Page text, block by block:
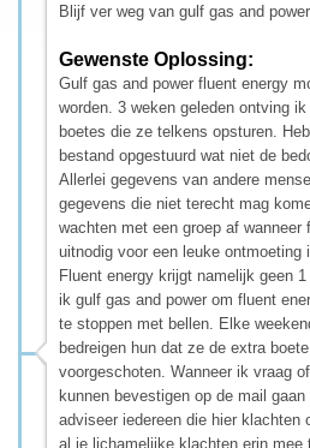
Blijf ver weg van gulf gas and
Gewenste Oplossing:
Gulf gas and power fluent energy
worden. 3 weken geleden ontving
boetes die ze telkens opsturen.
bestand opgestuurd wat niet de
Allerlei gegevens van andere
gegevens die niet terecht mag
wachten met een groep af wanneer
uitnodig voor een leuke ontmoeting
Fluent energy krijgt namelijk geen
ik gulf gas and power om fluent
te stoppen met bellen. Elke
bedreigen hun dat ze de extra
voorgeschoten. Wanneer ik vraag
kunnen bevestigen op de mail
adviseer iedereen die hier klachten
al je lichamelijke klachten erin mee